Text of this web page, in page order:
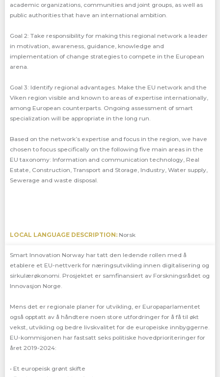
academic organizations, communities and joint groups, as well as
public authorities that have an international ambition.
Goal 2: Take responsibility for making this regional network a leader
in motivation, awareness, guidance, knowledge and
implementation of change strategies to compete in the European
arena.
Goal 3: Identify regional advantages. Make the EU network and the
Viken region visible and known to areas of expertise internationally,
among European counterparts. Ongoing assessment of smart
specialization will be appropriate in the long run.
Based on the network’s expertise and focus in the region, we have
chosen to focus specifically on the following five main areas in the
EU taxonomy: Information and communication technology, Real
Estate, Construction, Transport and Storage, Industry, Water supply,
Sewerage and waste disposal.
LOCAL LANGUAGE DESCRIPTION: Norsk
Smart Innovation Norway har tatt den ledende rollen med å
etablere et EU-nettverk for næringsutvikling innen digitalisering og
sirkulærøkonomi. Prosjektet er samfinansiert av Forskningsrådet og
Innovasjon Norge.
Mens det er regionale planer for utvikling, er Europaparlamentet
også opptatt av å håndtere noen store utfordringer for å få til økt
vekst, utvikling og bedre livskvalitet for de europeiske innbyggerne.
EU-kommisjonen har fastsatt seks politiske hovedprioriteringer for
året 2019-2024:
• Et europeisk grønt skifte